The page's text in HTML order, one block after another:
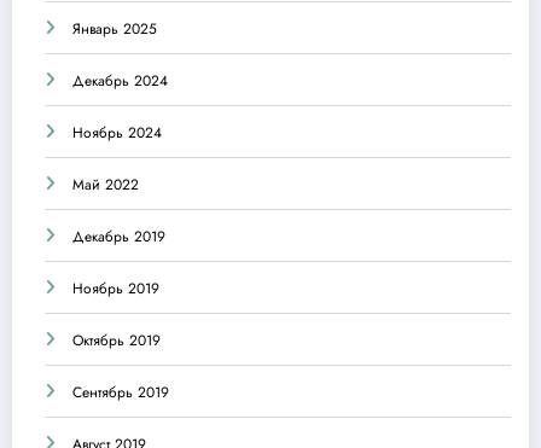
Январь 2025
Декабрь 2024
Ноябрь 2024
Май 2022
Декабрь 2019
Ноябрь 2019
Октябрь 2019
Сентябрь 2019